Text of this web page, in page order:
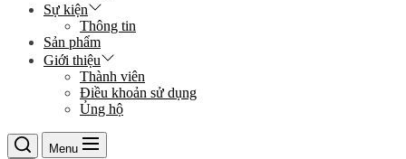
Sự kiện
Thông tin
Sản phẩm
Giới thiệu
Thành viên
Điều khoản sử dụng
Ủng hộ
Menu